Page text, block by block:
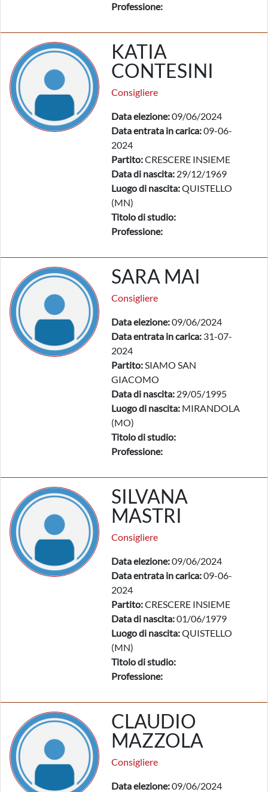
Professione:
KATIA
CONTESINI
Consigliere
Data elezione:09/06/2024
Data entrata in carica:09-06-
2024
Partito:CRESCERE INSIEME
Data di nascita: 29/12/1969
Luogo di nascita:QUISTELLO
(MN)
Titolo di studio:
Professione:
SARA MAI
Consigliere
Data elezione:09/06/2024
Data entrata in carica: 31-07-
2024
Partito:SIAMO SAN
GIACOMO
Data di nascita: 29/05/1995
Luogo di nascita: MIRANDOLA
(MO)
Titolo di studio:
Professione:
SILVANA
MASTRI
Consigliere
Data elezione:09/06/2024
Data entrata in carica:09-06-
2024
Partito:CRESCERE INSIEME
Data di nascita:01/06/1979
Luogo di nascita:QUISTELLO
(MN)
Titolo di studio:
Professione:
CLAUDIO
MAZZOLA
Consigliere
Data elezione:09/06/2024